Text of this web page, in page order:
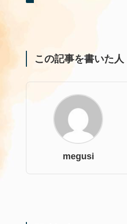
この記事を書いた人
megusi